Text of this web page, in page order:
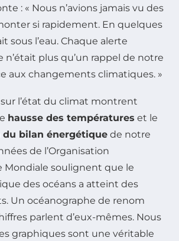
: « Nous n’avions jamais vu des
si rapidement. En quelques
sous l’eau. Chaque alerte
plus qu’un rappel de notre
aux changements climatiques. »
l’état du climat montrent
hausse des températures et le
bilan énergétique de notre
de l’Organisation
Mondiale soulignent que le
des océans a atteint des
Un océanographe de renom
parlent d’eux-mêmes. Nous
graphiques sont une véritable